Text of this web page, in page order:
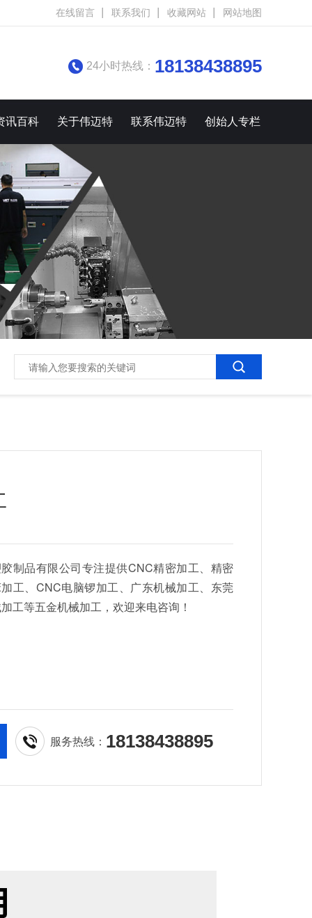
在线留言 联系我们 收藏网站 网站地图
24小时热线： 18138438895
讯百科 关于伟迈特 联系伟迈特 创始人专栏
制品有限公司专注提供CNC精密加工、精密
工、CNC电脑锣加工、广东机械加工、东莞
工等五金机械加工，欢迎来电咨询！
服务热线： 18138438895